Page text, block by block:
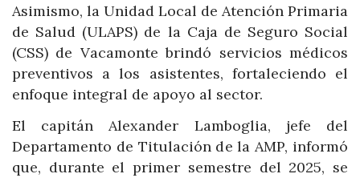
Asimismo, la Unidad Local de Atención Primaria
de Salud (ULAPS) de la Caja de Seguro Social
(CSS) de Vacamonte brindó servicios médicos
preventivos a los asistentes, fortaleciendo el
enfoque integral de apoyo al sector.
El capitán Alexander Lamboglia, jefe del
Departamento de Titulación de la AMP, informó
que, durante el primer semestre del 2025, se